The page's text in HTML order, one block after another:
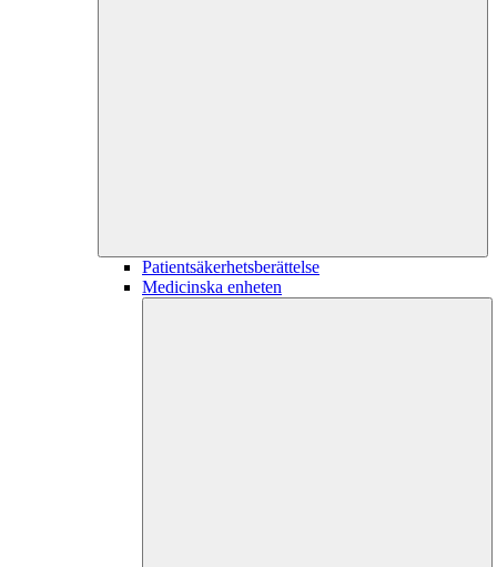
Patientsäkerhetsberättelse
Medicinska enheten